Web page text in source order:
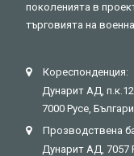
поколенията в
търговията на
Кореспонденция:
Дунарит АД,
7000 Русе,
Прозводствена
Дунарит АД, 7057